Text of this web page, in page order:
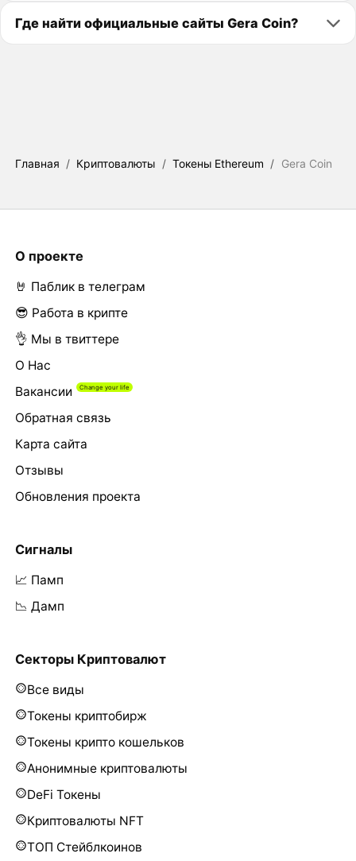
Где найти официальные сайты Gera Coin?
Главная / Криптовалюты / Токены Ethereum / Gera Coin
О проекте
🤘 Паблик в телеграм
😎 Работа в крипте
👌 Мы в твиттере
О Нас
Вакансии
Обратная связь
Карта сайта
Отзывы
Обновления проекта
Сигналы
📈 Памп
📉 Дамп
Секторы Криптовалют
Все виды
Токены криптобирж
Токены крипто кошельков
Анонимные криптовалюты
DeFi Токены
Криптовалюты NFT
ТОП Стейблкоинов